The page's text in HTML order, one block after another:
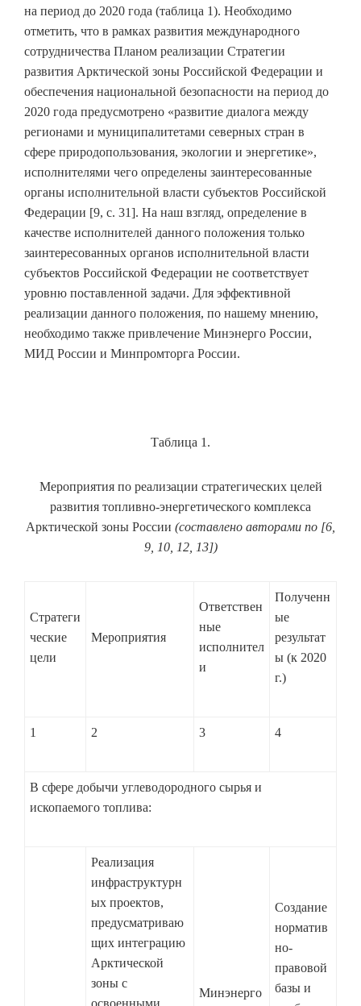
на период до 2020 года (таблица 1). Необходимо
отметить, что в рамках развития международного
сотрудничества Планом реализации Стратегии
развития Арктической зоны Российской Федерации и
обеспечения национальной безопасности на период до
2020 года предусмотрено «развитие диалога между
регионами и муниципалитетами северных стран в
сфере природопользования, экологии и энергетике»,
исполнителями чего определены заинтересованные
органы исполнительной власти субъектов Российской
Федерации [9, с. 31]. На наш взгляд, определение в
качестве исполнителей данного положения только
заинтересованных органов исполнительной власти
субъектов Российской Федерации не соответствует
уровню поставленной задачи. Для эффективной
реализации данного положения, по нашему мнению,
необходимо также привлечение Минэнерго России,
МИД России и Минпромторга России.
Таблица 1.
Мероприятия по реализации стратегических целей
развития топливно-энергетического комплекса
Арктической зоны России (составлено авторами по [6,
9, 10, 12, 13])
Стратеги
ческие
цели
Мероприятия
Ответствен
ные
исполнител
и
Полученн
ые
результат
ы (к 2020
г.)
1 2 3 4
В сфере добычи углеводородного сырья и
ископаемого топлива:
Реализация
инфраструктурн
ых проектов,
предусматриваю
щих интеграцию
Арктической
зоны с
освоенными
Минэнерго
Создание
норматив
но-
правовой
базы и